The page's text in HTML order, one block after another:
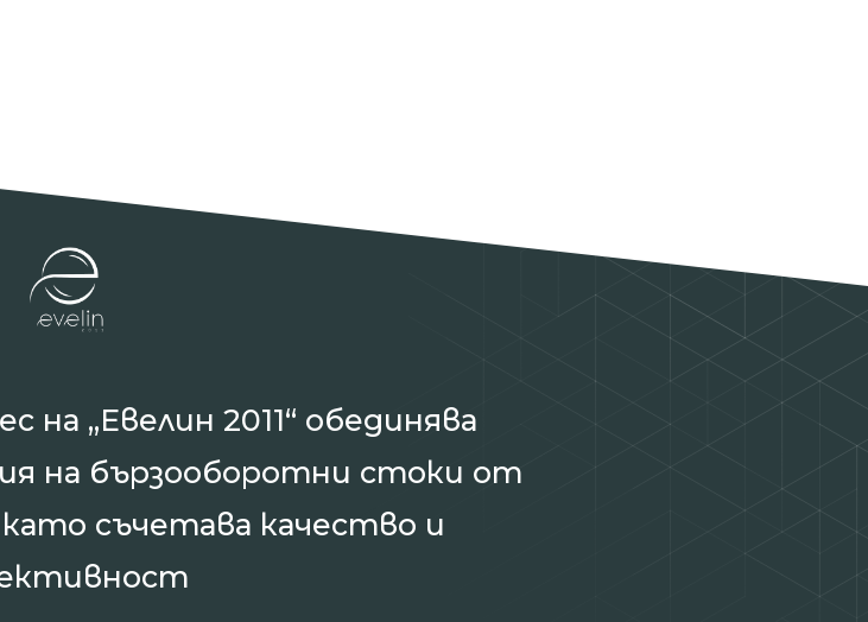
на „Евелин 2011“ обединява
на бързооборотни стоки от
съчетава качество и